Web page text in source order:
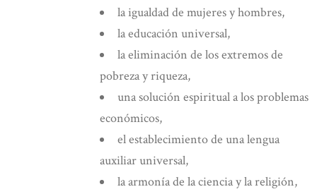
la igualdad de mujeres y hombres,
la educación universal,
la eliminación de los extremos de
pobreza y riqueza,
una solución espiritual a los problemas
económicos,
el establecimiento de una lengua
auxiliar universal,
la armonía de la ciencia y la religión,